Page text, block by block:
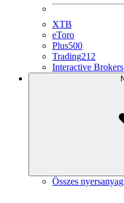
XTB
eToro
Plus500
Trading212
Interactive Brokers
Összes nyersanyag